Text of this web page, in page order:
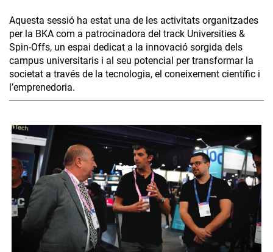
Aquesta sessió ha estat una de les activitats organitzades
per la BKA com a patrocinadora del track Universities &
Spin-Offs, un espai dedicat a la innovació sorgida dels
campus universitaris i al seu potencial per transformar la
societat a través de la tecnologia, el coneixement científic i
l’emprenedoria.